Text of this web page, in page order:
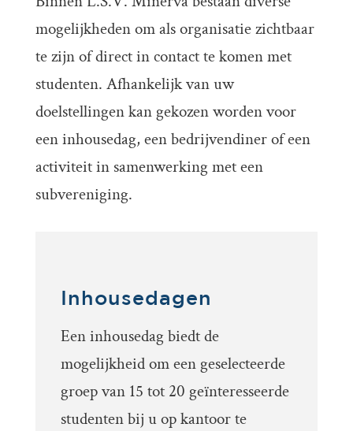
mogelijkheden om als organisatie zichtbaar
te zijn of direct in contact te komen met
studenten. Afhankelijk van uw
doelstellingen kan gekozen worden voor
een inhousedag, een bedrijvendiner of een
activiteit in samenwerking met een
subvereniging.
Inhousedagen
Een inhousedag biedt de
mogelijkheid om een geselecteerde
groep van 15 tot 20 geïnteresseerde
studenten bij u op kantoor te